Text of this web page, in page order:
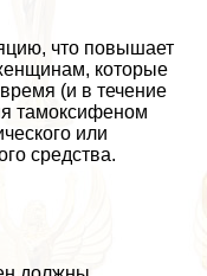
что повышает
которые
(и в течение
тамоксифеном
или
средства.